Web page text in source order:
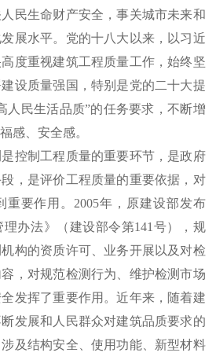
生命财产安全，事关城市未来和
展水平。党的十八大以来，以习近
度重视建筑工程质量工作，始终坚
设质量强国，特别是党的二十大提
人民生活品质”的任务要求，不断增
感、安全感。
制工程质量的重要环节，是政府
，是评价工程质量的重要依据，对
重要作用。2005年，原建设部发布
理办法》（建设部令第141号），规
构的资质许可、业务开展以及对检
，对规范检测行为、维护检测市场
发挥了重要作用。近年来，随着建
发展和人民群众对建筑品质要求的
及结构安全、使用功能、新型材料